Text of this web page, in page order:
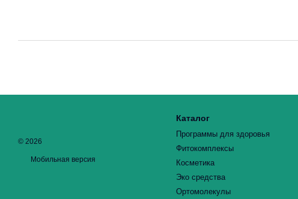
© 2026
Мобильная версия
Каталог
Программы для здоровья
Фитокомплексы
Косметика
Эко средства
Ортомолекулы